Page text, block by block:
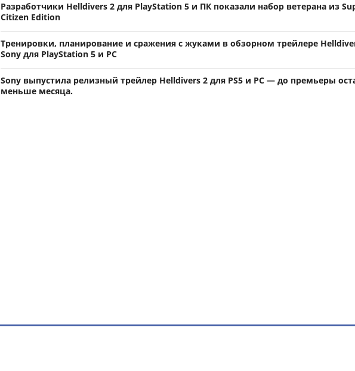
Разработчики Helldivers 2 для PlayStation 5 и ПК показали набор ветерана из
Citizen Edition
Тренировки, планирование и сражения с жуками в обзорном трейлере
Sony для PlayStation 5 и PC
Sony выпустила релизный трейлер Helldivers 2 для PS5 и PC — до премьеры
меньше месяца.